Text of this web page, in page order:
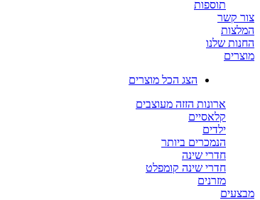
תוספות
צור קשר
המלצות
החנות שלנו
מוצרים
הצג הכל מוצרים
ארונות הזזה מעוצבים
קלאסיים
ילדים
הנמכרים ביותר
חדרי שינה
חדרי שינה קומפלט
מזרנים
מבצעים